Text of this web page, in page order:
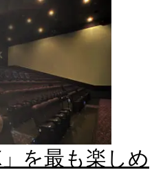
」を最も楽しめ